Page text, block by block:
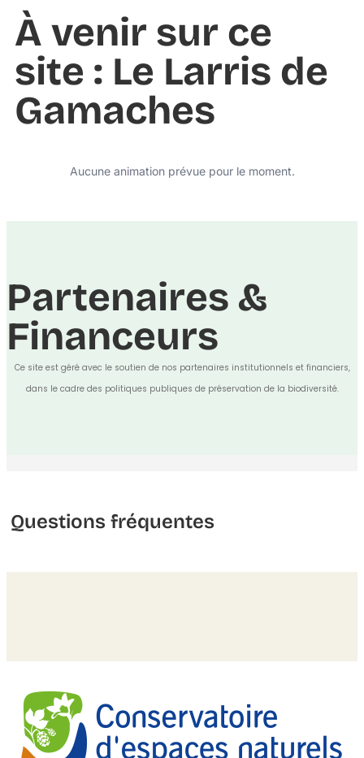
À venir sur ce
site : Le Larris de
Gamaches
Aucune animation prévue pour le moment.
Partenaires &
Financeurs
Ce site est géré avec le soutien de nos partenaires institutionnels et financiers,
dans le cadre des politiques publiques de préservation de la biodiversité.
Questions fréquentes